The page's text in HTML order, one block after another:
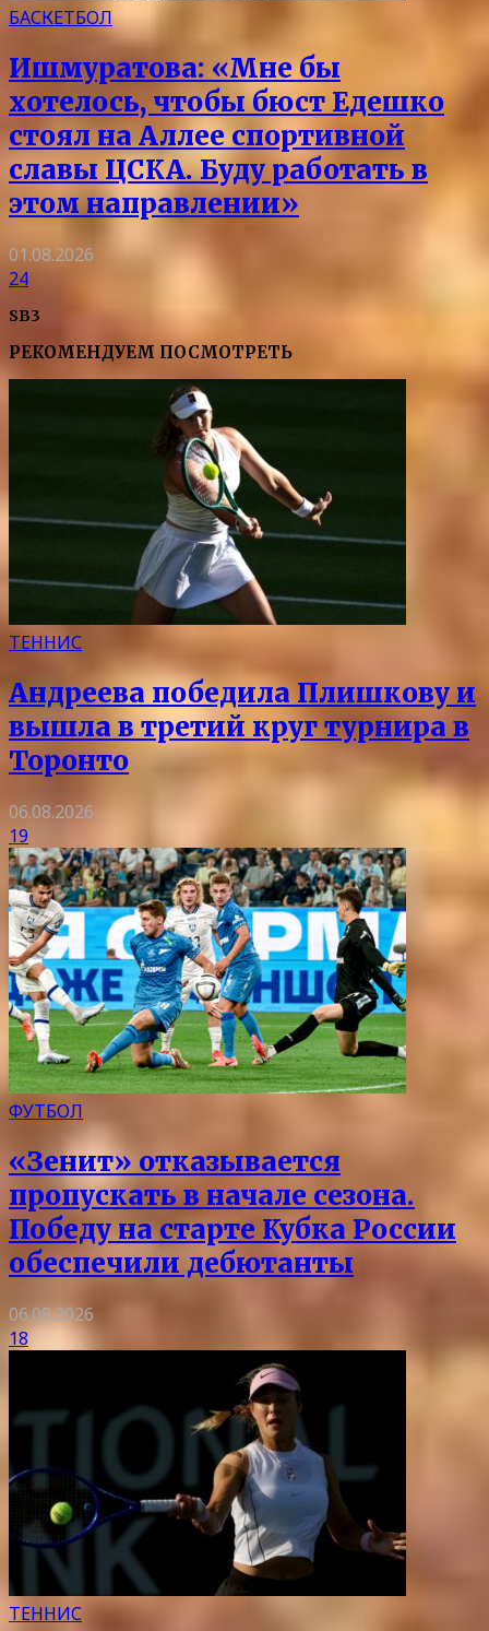
БАСКЕТБОЛ
Ишмуратова: «Мне бы
хотелось, чтобы бюст Едешко
стоял на Аллее спортивной
славы ЦСКА. Буду работать в
этом направлении»
01.08.2026
24
SB3
РЕКОМЕНДУЕМ ПОСМОТРЕТЬ
ТЕННИС
Андреева победила Плишкову и
вышла в третий круг турнира в
Торонто
06.08.2026
19
ФУТБОЛ
«Зенит» отказывается
пропускать в начале сезона.
Победу на старте Кубка России
обеспечили дебютанты
06.08.2026
18
ТЕННИС